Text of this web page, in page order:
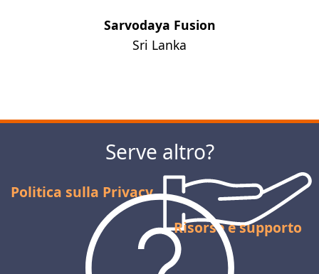
Sarvodaya Fusion
Sri Lanka
Serve altro?
Politica sulla Privacy
Risorse e supporto